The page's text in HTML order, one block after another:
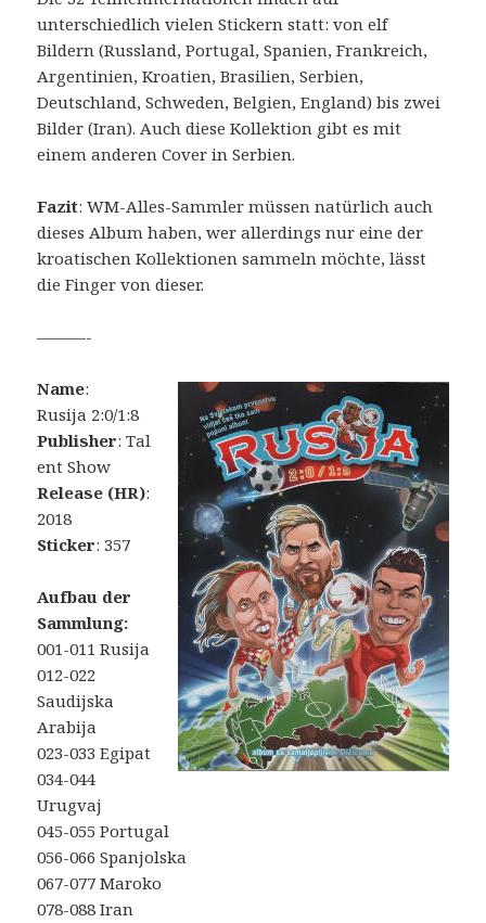
unterschiedlich vielen Stickern statt: von elf
Bildern (Russland, Portugal, Spanien, Frankreich,
Argentinien, Kroatien, Brasilien, Serbien,
Deutschland, Schweden, Belgien, England) bis zwei
Bilder (Iran). Auch diese Kollektion gibt es mit
einem anderen Cover in Serbien.
Fazit: WM-Alles-Sammler müssen natürlich auch
dieses Album haben, wer allerdings nur eine der
kroatischen Kollektionen sammeln möchte, lässt
die Finger von dieser.
———-
Name:
Rusija 2:0/1:8
Publisher: Tal
ent Show
Release (HR):
2018
Sticker: 357
Aufbau der
Sammlung:
001-011 Rusija
012-022
Saudijska
Arabija
023-033 Egipat
034-044
Urugvaj
045-055 Portugal
056-066 Spanjolska
067-077 Maroko
078-088 Iran